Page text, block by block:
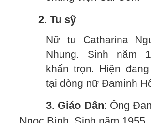
2. Tu sỹ
Nữ tu Catharina
Nhung. Sinh năm
khấn trọn. Hiện
tại dòng nữ Đaminh
3. Giáo Dân: Ông